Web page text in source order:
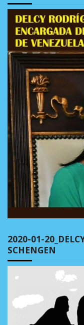
2020-01-
SCHENGEN